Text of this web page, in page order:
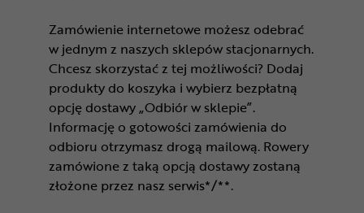
Zamówienie internetowe możesz odebrać
w jednym z naszych sklepów stacjonarnych.
Chcesz skorzystać z tej możliwości? Dodaj
produkty do koszyka i wybierz bezpłatną
opcję dostawy „Odbiór w sklepie”.
Informację o gotowości zamówienia do
odbioru otrzymasz drogą mailową. Rowery
zamówione z taką opcją dostawy zostaną
złożone przez nasz serwis*/**.